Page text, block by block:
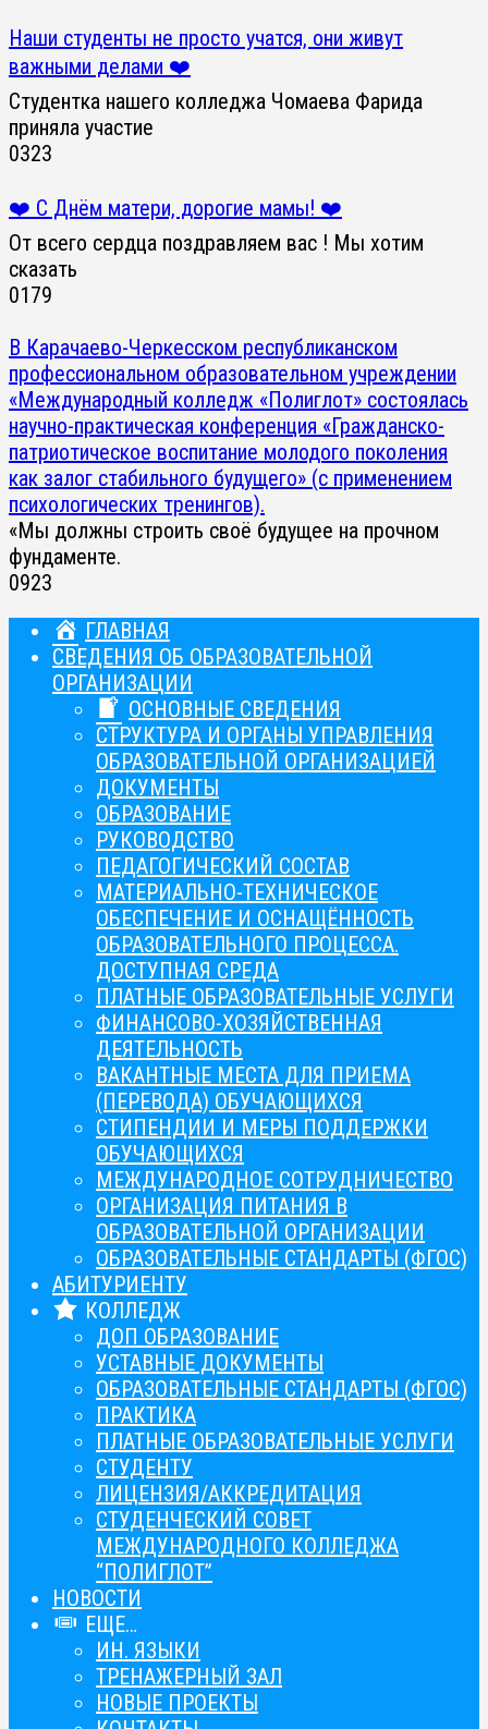
Наши студенты не просто учатся, они живут
важными делами ❤️
Студентка нашего колледжа Чомаева Фарида
приняла участие
0323
❤️ С Днём матери, дорогие мамы! ❤️
От всего сердца поздравляем вас ! Мы хотим
сказать
0179
В Карачаево-Черкесском республиканском
профессиональном образовательном учреждении
«Международный колледж «Полиглот» состоялась
научно-практическая конференция «Гражданско-
патриотическое воспитание молодого поколения
как залог стабильного будущего» (с применением
психологических тренингов).
«Мы должны строить своё будущее на прочном
фундаменте.
0923
ГЛАВНАЯ
СВЕДЕНИЯ ОБ ОБРАЗОВАТЕЛЬНОЙ
ОРГАНИЗАЦИИ
ОСНОВНЫЕ СВЕДЕНИЯ
СТРУКТУРА И ОРГАНЫ УПРАВЛЕНИЯ
ОБРАЗОВАТЕЛЬНОЙ ОРГАНИЗАЦИЕЙ
ДОКУМЕНТЫ
ОБРАЗОВАНИЕ
РУКОВОДСТВО
ПЕДАГОГИЧЕСКИЙ СОСТАВ
МАТЕРИАЛЬНО-ТЕХНИЧЕСКОЕ
ОБЕСПЕЧЕНИЕ И ОСНАЩЁННОСТЬ
ОБРАЗОВАТЕЛЬНОГО ПРОЦЕССА.
ДОСТУПНАЯ СРЕДА
ПЛАТНЫЕ ОБРАЗОВАТЕЛЬНЫЕ УСЛУГИ
ФИНАНСОВО-ХОЗЯЙСТВЕННАЯ
ДЕЯТЕЛЬНОСТЬ
ВАКАНТНЫЕ МЕСТА ДЛЯ ПРИЕМА
(ПЕРЕВОДА) ОБУЧАЮЩИХСЯ
СТИПЕНДИИ И МЕРЫ ПОДДЕРЖКИ
ОБУЧАЮЩИХСЯ
МЕЖДУНАРОДНОЕ СОТРУДНИЧЕСТВО
ОРГАНИЗАЦИЯ ПИТАНИЯ В
ОБРАЗОВАТЕЛЬНОЙ ОРГАНИЗАЦИИ
ОБРАЗОВАТЕЛЬНЫЕ СТАНДАРТЫ (ФГОС)
АБИТУРИЕНТУ
КОЛЛЕДЖ
ДОП ОБРАЗОВАНИЕ
УСТАВНЫЕ ДОКУМЕНТЫ
ОБРАЗОВАТЕЛЬНЫЕ СТАНДАРТЫ (ФГОС)
ПРАКТИКА
ПЛАТНЫЕ ОБРАЗОВАТЕЛЬНЫЕ УСЛУГИ
СТУДЕНТУ
ЛИЦЕНЗИЯ/АККРЕДИТАЦИЯ
СТУДЕНЧЕСКИЙ СОВЕТ
МЕЖДУНАРОДНОГО КОЛЛЕДЖА
“ПОЛИГЛОТ”
НОВОСТИ
ЕЩЕ…
ИН. ЯЗЫКИ
ТРЕНАЖЕРНЫЙ ЗАЛ
НОВЫЕ ПРОЕКТЫ